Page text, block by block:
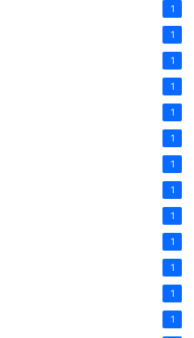
1
1
1
1
1
1
1
1
1
1
1
1
1